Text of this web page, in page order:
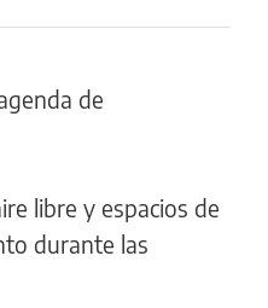
de
libre y espacios de
durante las